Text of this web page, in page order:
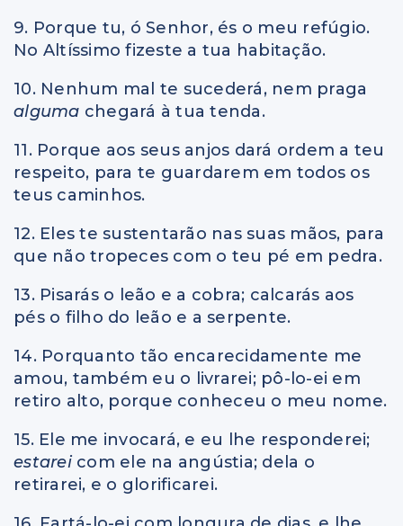
9. Porque tu, ó Senhor, és o meu refúgio.
No Altíssimo fizeste a tua habitação.
10. Nenhum mal te sucederá, nem praga
alguma chegará à tua tenda.
11. Porque aos seus anjos dará ordem a teu
respeito, para te guardarem em todos os
teus caminhos.
12. Eles te sustentarão nas suas mãos, para
que não tropeces com o teu pé em pedra.
13. Pisarás o leão e a cobra; calcarás aos
pés o filho do leão e a serpente.
14. Porquanto tão encarecidamente me
amou, também eu o livrarei; pô-lo-ei em
retiro alto, porque conheceu o meu nome.
15. Ele me invocará, e eu lhe responderei;
estarei com ele na angústia; dela o
retirarei, e o glorificarei.